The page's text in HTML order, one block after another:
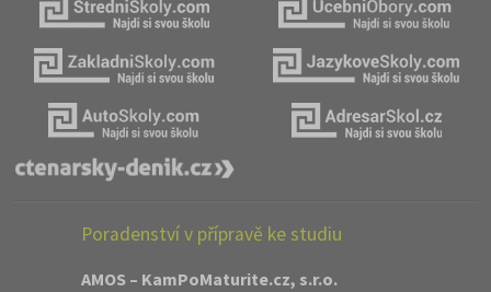
Poradenství v přípravě ke studiu
AMOS – KamPoMaturite.cz, s.r.o.